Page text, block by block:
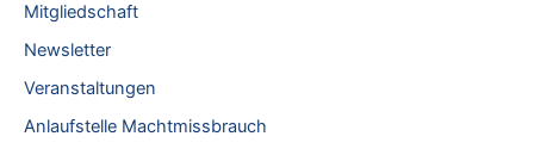
r
Mitgliedschaft
Newsletter
Veranstaltungen
Anlaufstelle Machtmissbrauch